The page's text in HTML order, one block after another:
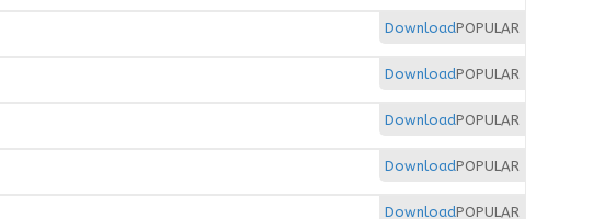
POPULAR
Download
POPULAR
Download
POPULAR
Download
POPULAR
Download
POPULAR
Download